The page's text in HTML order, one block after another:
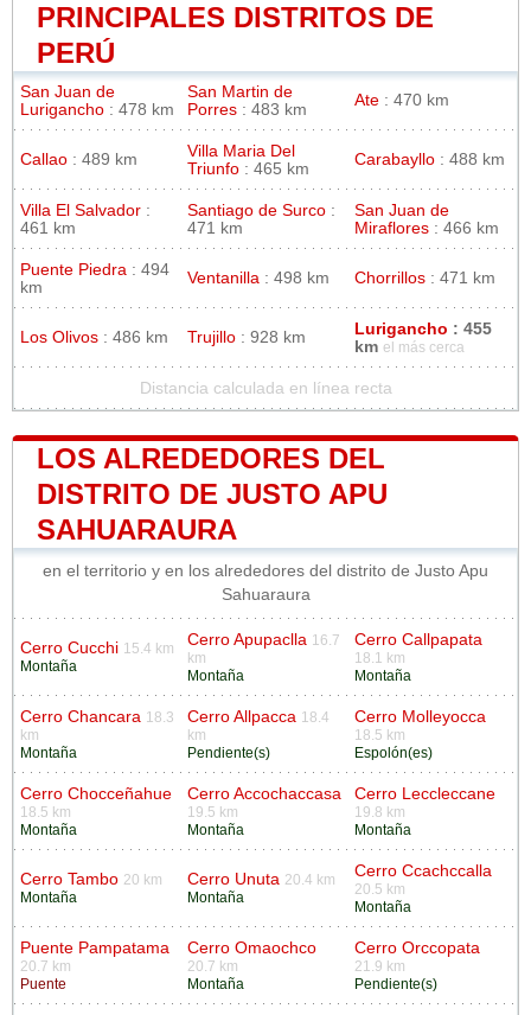
PRINCIPALES DISTRITOS DE
PERÚ
San Juan de
Lurigancho : 478 km
San Martin de
Porres : 483 km
Ate : 470 km
Callao : 489 km
Villa Maria Del
Triunfo : 465 km
Carabayllo : 488 km
Villa El Salvador :
461 km
Santiago de Surco :
471 km
San Juan de
Miraflores : 466 km
Puente Piedra : 494
km
Ventanilla : 498 km Chorrillos : 471 km
Los Olivos : 486 km Trujillo : 928 km Lurigancho : 455
km el más cerca
Distancia calculada en línea recta
LOS ALREDEDORES DEL
DISTRITO DE JUSTO APU
SAHUARAURA
en el territorio y en los alrededores del distrito de Justo Apu
Sahuaraura
Cerro Cucchi 15.4 km
Montaña
Cerro Apupaclla 16.7
km
Montaña
Cerro Callpapata
18.1 km
Montaña
Cerro Chancara 18.3
km
Montaña
Cerro Allpacca 18.4
km
Pendiente(s)
Cerro Molleyocca
18.5 km
Espolón(es)
Cerro Chocceñahue
18.5 km
Montaña
Cerro Accochaccasa
19.5 km
Montaña
Cerro Leccleccane
19.8 km
Montaña
Cerro Tambo 20 km
Montaña
Cerro Unuta 20.4 km
Montaña
Cerro Ccachccalla
20.5 km
Montaña
Puente Pampatama
20.7 km
Puente
Cerro Omaochco
20.7 km
Montaña
Cerro Orccopata
21.9 km
Pendiente(s)